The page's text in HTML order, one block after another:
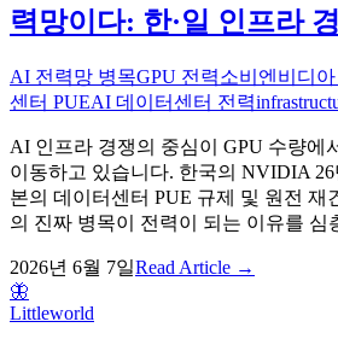
력망이다: 한·일 인프라
AI 전력망 병목GPU 전력소비 엔비디
센터 PUEAI 데이터센터 전력
AI 인프라 경쟁의 중심이 GPU 수량에
이동하고 있습니다. 한국의 NVIDIA
본의 데이터센터 PUE 규제 및 원전 재
의 진짜 병목이 전력이 되는 이유를 심
2026년 6월 7일Read Article →
🦋
Littleworld